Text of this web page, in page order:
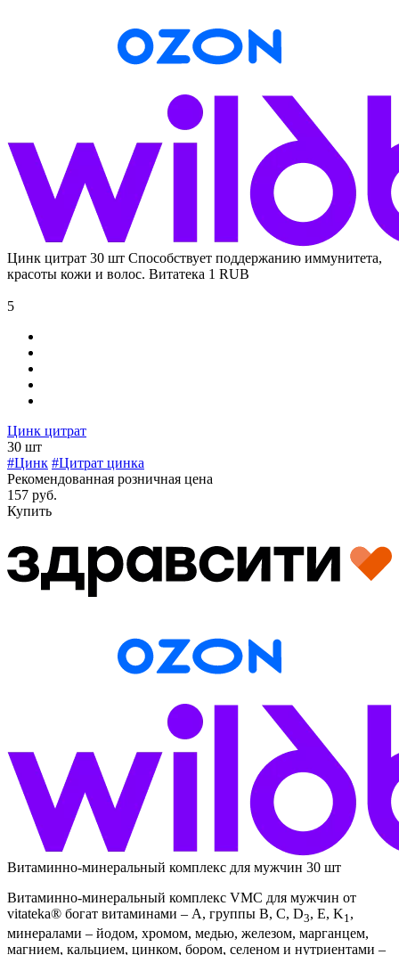
Цинк цитрат 30 шт Способствует поддержанию иммунитета,
красоты кожи и волос. Витатека 1 RUB
5
Цинк цитрат
30 шт
#Цинк #Цитрат цинка
Рекомендованная розничная цена
157 руб.
Купить
Витаминно-минеральный комплекс для мужчин 30 шт
Витаминно-минеральный комплекс VMC для мужчин от
vitateka® богат витаминами – А, группы В, С, D3, E, K1,
минералами – йодом, хромом, медью, железом, марганцем,
магнием, кальцием, цинком, бором, селеном и нутриентами –